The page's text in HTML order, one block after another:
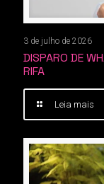
3 de julho de 2026
DISPARO DE
RIFA
Leia mais